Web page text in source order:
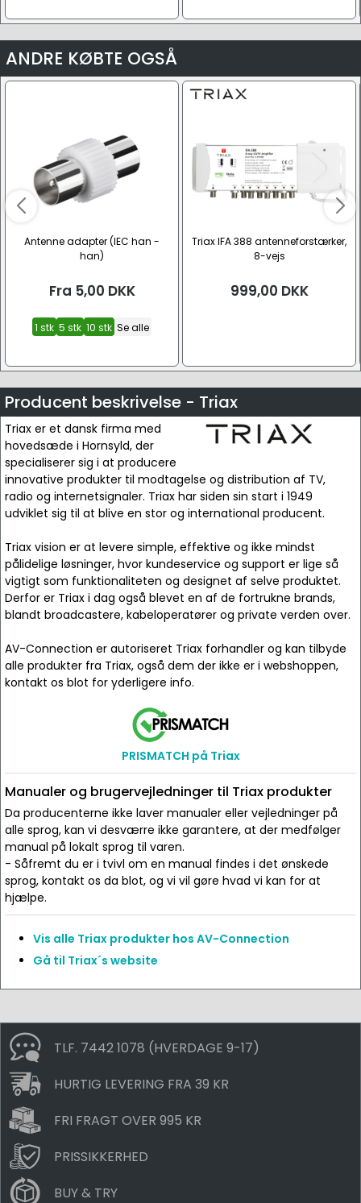
ANDRE KØBTE OGSÅ
Antenne adapter (IEC han -
han)
Fra 5,00 DKK
1 stk 5 stk 10 stk Se alle
Triax IFA 388 antenneforstærker,
8-vejs
999,00 DKK
Producent beskrivelse - Triax
Triax er et dansk firma med
hovedsæde i Hornsyld, der
specialiserer sig i at producere
innovative produkter til modtagelse og distribution af TV,
radio og internetsignaler. Triax har siden sin start i 1949
udviklet sig til at blive en stor og international producent.
Triax vision er at levere simple, effektive og ikke mindst
pålidelige løsninger, hvor kundeservice og support er lige så
vigtigt som funktionaliteten og designet af selve produktet.
Derfor er Triax i dag også blevet en af de fortrukne brands,
blandt broadcastere, kabeloperatører og private verden over.
AV-Connection er autoriseret Triax forhandler og kan tilbyde
alle produkter fra Triax, også dem der ikke er i webshoppen,
kontakt os blot for yderligere info.
PRISMATCH på Triax
Manualer og brugervejledninger til Triax produkter
Da producenterne ikke laver manualer eller vejledninger på
alle sprog, kan vi desværre ikke garantere, at der medfølger
manual på lokalt sprog til varen.
- Såfremt du er i tvivl om en manual findes i det ønskede
sprog, kontakt os da blot, og vi vil gøre hvad vi kan for at
hjælpe.
Vis alle Triax produkter hos AV-Connection
Gå til Triax´s website
TLF. 7442 1078 (HVERDAGE 9-17)
HURTIG LEVERING FRA 39 KR
FRI FRAGT OVER 995 KR
PRISSIKKERHED
BUY & TRY